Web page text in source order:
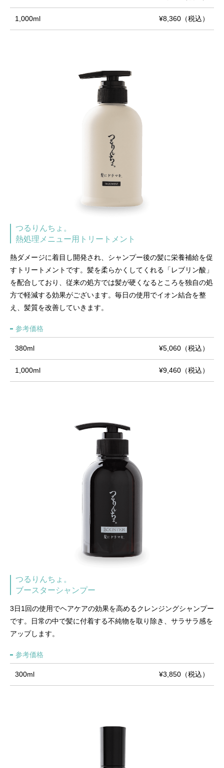
1,000ml ¥8,360（税込）
つるりんちょ。
熱処理メニュー用トリートメント
熱ダメージに着目し開発され、シャンプー後の髪に栄養補給を促
すトリートメントです。髪を柔らかくしてくれる「レブリン酸」
を配合しており、従来の処方では髪が硬くなるところを独自の処
方で軽減する効果がございます。毎日の使用でイオン結合を整
え、髪質を改善していきます。
参考価格
380ml ¥5,060（税込）
1,000ml ¥9,460（税込）
つるりんちょ。
ブースターシャンプー
3日1回の使用でヘアケアの効果を高めるクレンジングシャンプー
です。日常の中で髪に付着する不純物を取り除き、サラサラ感を
アップします。
参考価格
300ml ¥3,850（税込）